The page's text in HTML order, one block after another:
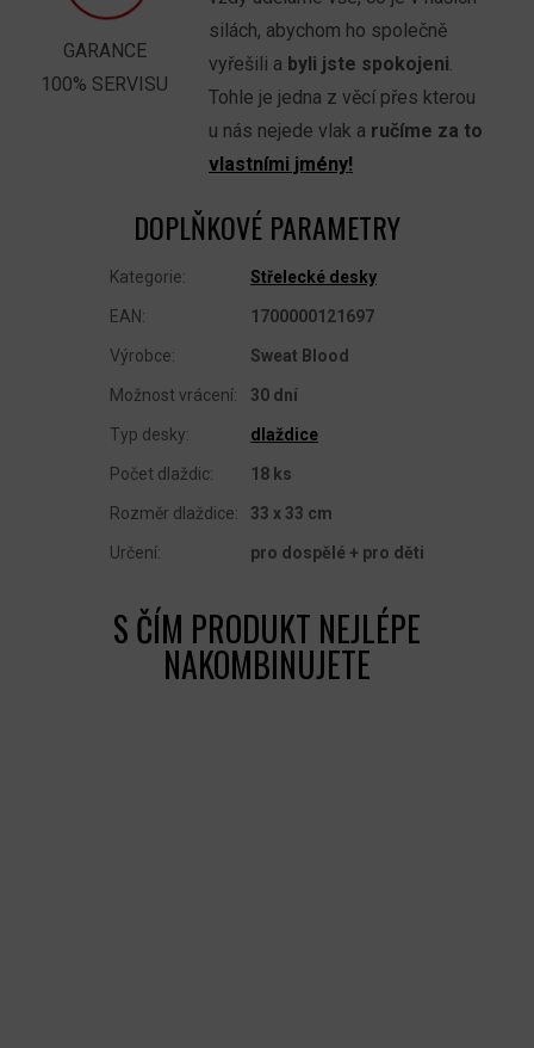
GARANCE
100% SERVISU
silách, abychom ho společně
vyřešili a byli jste spokojeni.
Tohle je jedna z věcí přes kterou
u nás nejede vlak a ručíme za to
vlastními jmény!
DOPLŇKOVÉ PARAMETRY
Kategorie: Střelecké desky
EAN: 1700000121697
Výrobce: Sweat Blood
Možnost vrácení: 30 dní
Typ desky: dlaždice
Počet dlaždic: 18 ks
Rozměr dlaždice: 33 x 33 cm
Určení: pro dospělé + pro děti